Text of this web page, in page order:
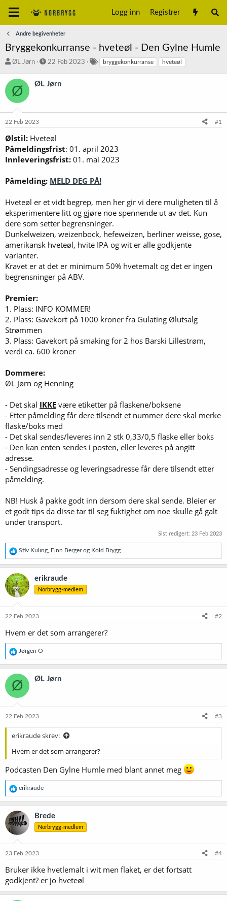
Logg inn Registrer
Andre begivenheter
Bryggekonkurranse - hveteøl - Den Gylne Humle
T
å
d
s
r
t
e
r
ØL Jørn
S
a
r
22 Feb 2023 bryggekonkurranse hveteøl
Ø ØL Jørn
22 Feb 2023 #1
Ølstil: Hveteøl
Påmeldingsfrist: 01. april 2023
Innleveringsfrist: 01. mai 2023
Påmelding: MELD DEG PÅ!
Hveteøl er et vidt begrep, men her gir vi dere muligheten til å
eksperimentere litt og gjøre noe spennende ut av det. Kun
dere som setter begrensninger.
Dunkelweizen, weizenbock, hefeweizen, berliner weisse, gose,
amerikansk hveteøl, hvite IPA og wit er alle godkjente
varianter.
Kravet er at det er minimum 50% hvetemalt og det er ingen
begrensninger på ABV.
Premier:
1. Plass: INFO KOMMER!
2. Plass: Gavekort på 1000 kroner fra Gulating Ølutsalg
Strømmen
3. Plass: Gavekort på smaking for 2 hos Barski Lillestrøm,
verdi ca. 600 kroner
Dommere:
ØL Jørn og Henning
- Det skal IKKE være etiketter på flaskene/boksene
- Etter påmelding får dere tilsendt et nummer dere skal merke
flaske/boks med
- Det skal sendes/leveres inn 2 stk 0,33/0,5 flaske eller boks
- Den kan enten sendes i posten, eller leveres på angitt
adresse.
- Sendingsadresse og leveringsadresse får dere tilsendt etter
påmelding.
NB! Husk å pakke godt inn dersom dere skal sende. Bleier er
et godt tips da disse tar til seg fuktighet om noe skulle gå galt
under transport.
Sist redigert: 23 Feb 2023
R
e
a
k
s
j
o
e
:
Stiv Kuling Finn Bergerog Kold Brygg
erikraude
Norbrygg-medlem
22 Feb 2023 #2
Hvem er det som arrangerer?
R
e
a
k
s
j
o
e
Jørgen O
Ø ØL Jørn
22 Feb 2023 #3
erikraude skrev:
Hvem er det som arrangerer?
Podcasten Den Gylne Humle med blant annet meg
R
e
a
k
s
o
e
:
erikraude
Brede
Norbrygg-medlem
23 Feb 2023 #4
Bruker ikke hvetlemalt i wit men flaket, er det fortsatt
godkjent? er jo hveteøl